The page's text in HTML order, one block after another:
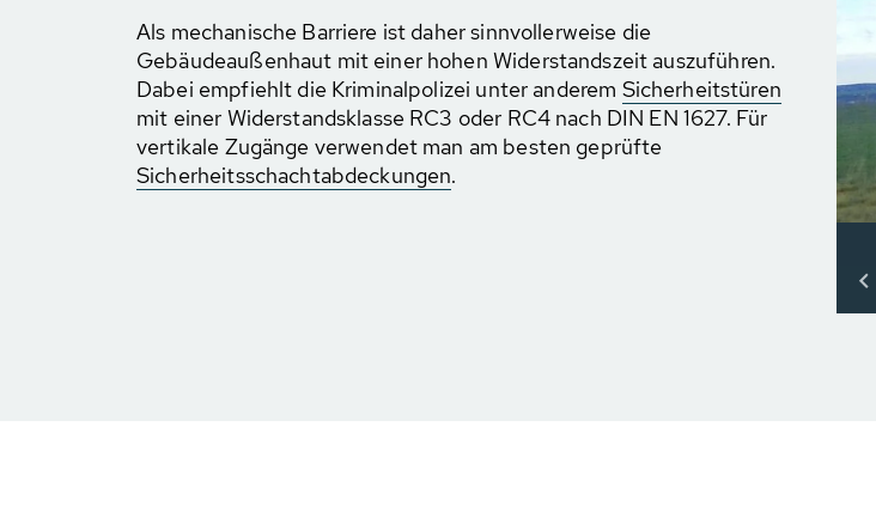
Als mechanische Barriere ist daher sinnvollerweise die
Gebäudeaußenhaut mit einer hohen Widerstandszeit auszuführen.
Dabei empfiehlt die Kriminalpolizei unter anderem Sicherheitstüren
mit einer Widerstandsklasse RC3 oder RC4 nach DIN EN 1627. Für
vertikale Zugänge verwendet man am besten geprüfte
Sicherheitsschachtabdeckungen.